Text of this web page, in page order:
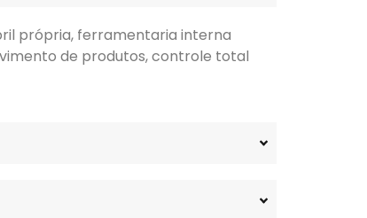
própria, ferramentaria interna
de produtos, controle total